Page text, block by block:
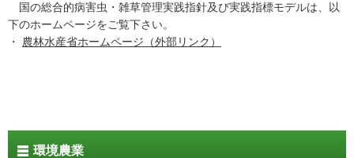
国の総合的病害虫・雑草管理実践指針及び実践指標モデルは、以
下のホームページをご覧下さい。
・ 農林水産省ホームページ（外部リンク）
環境農業